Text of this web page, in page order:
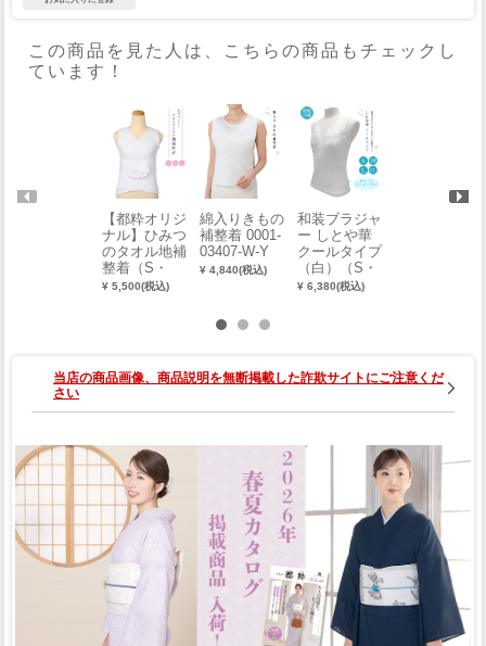
この商品を見た人は、こちらの商品もチェックし
ています！
【都粋オリジ
ナル】ひみつ
のタオル地補
整着（S・
M・L） 0018-
¥ 5,500(税込)
綿入りきもの
補整着 0001-
03407-W-Y
¥ 4,840(税込)
和装ブラジャ
ー しとや華
クールタイプ
（白）（S・
M・L・LL）
¥ 6,380(税込)
当店の商品画像、商品説明を無断掲載した詐欺サイトにご注意くだ
さい